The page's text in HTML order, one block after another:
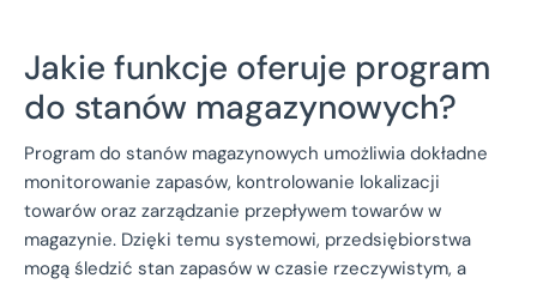
Jakie funkcje oferuje program
do stanów magazynowych?
Program do stanów magazynowych umożliwia dokładne
monitorowanie zapasów, kontrolowanie lokalizacji
towarów oraz zarządzanie przepływem towarów w
magazynie. Dzięki temu systemowi, przedsiębiorstwa
mogą śledzić stan zapasów w czasie rzeczywistym, a